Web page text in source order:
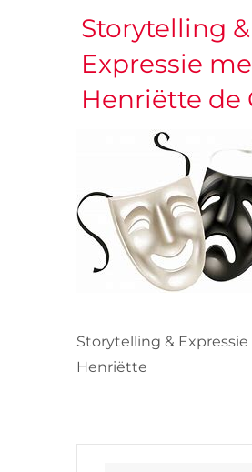
WELKOM
VRIJWILLIGERS & STAGIAIRES
Storytelling &
Expressie
Henriëtte de
Storytelling &
Henriëtte